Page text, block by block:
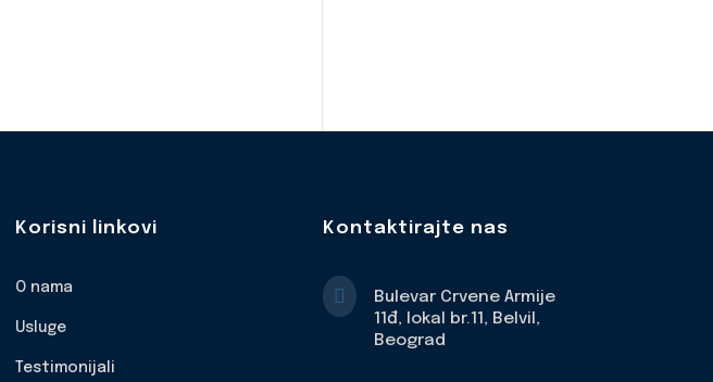
Korisni linkovi
O nama
Usluge
Testimonijali
Kontaktirajte nas

Bulevar Crvene Armije
11đ, lokal br.11, Belvil,
Beograd